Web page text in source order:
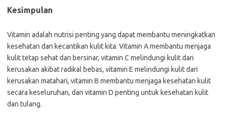
Kesimpulan
Vitamin adalah nutrisi penting yang dapat membantu meningkatkan
kesehatan dan kecantikan kulit kita. Vitamin A membantu menjaga
kulit tetap sehat dan bersinar, vitamin C melindungi kulit dari
kerusakan akibat radikal bebas, vitamin E melindungi kulit dari
kerusakan matahari, vitamin B membantu menjaga kesehatan kulit
secara keseluruhan, dan vitamin D penting untuk kesehatan kulit
dan tulang.